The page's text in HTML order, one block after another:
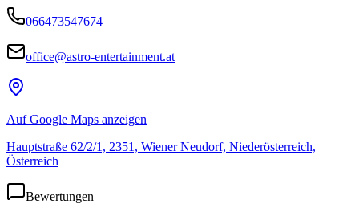
066473547674
office@astro-entertainment.at
Auf Google Maps anzeigen
Hauptstraße 62/2/1, 2351, Wiener Neudorf, Niederösterreich,
Österreich
Bewertungen